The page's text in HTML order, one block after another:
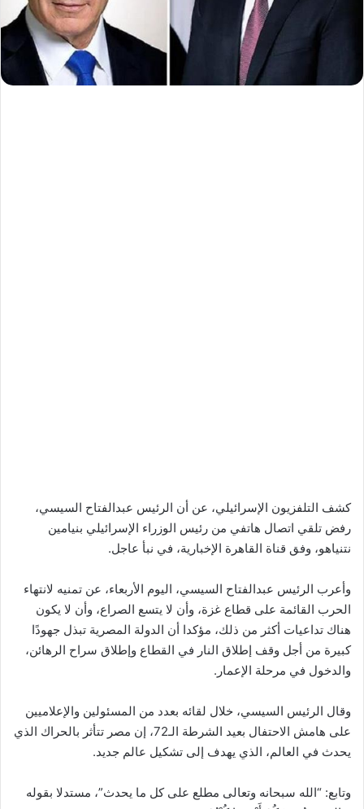
كشف التلفزيون الإسرائيلي، عن أن الرئيس عبدالفتاح السيسي،
رفض تلقي اتصال هاتفي من رئيس الوزراء الإسرائيلي بنيامين
نتنياهو، وفق قناة القاهرة الإخبارية، في نبأ عاجل.
وأعرب الرئيس عبدالفتاح السيسي، اليوم الأربعاء، عن تمنيه لانتهاء
الحرب القائمة على قطاع غزة، وأن لا يتسع الصراع، وأن لا يكون
هناك تداعيات أكثر من ذلك، مؤكدا أن الدولة المصرية تبذل جهودًا
كبيرة من أجل وقف إطلاق النار في القطاع وإطلاق سراح الرهائن،
والدخول في مرحلة الإعمار.
وقال الرئيس السيسي، خلال لقائه بعدد من المسئولين والإعلاميين
على هامش الاحتفال بعيد الشرطة الـ72، إن مصر تتأثر بالحراك الذي
يحدث في العالم، الذي يهدف إلى تشكيل عالم جديد.
وتابع: “الله سبحانه وتعالى مطلع على كل ما يحدث”، مستدلا بقوله